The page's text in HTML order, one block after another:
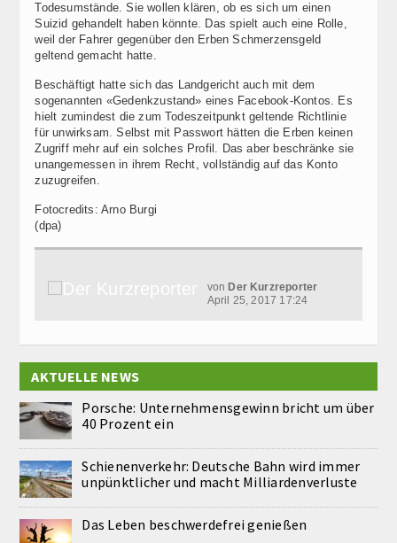
Todesumstände. Sie wollen klären, ob es sich um einen
Suizid gehandelt haben könnte. Das spielt auch eine Rolle,
weil der Fahrer gegenüber den Erben Schmerzensgeld
geltend gemacht hatte.
Beschäftigt hatte sich das Landgericht auch mit dem
sogenannten «Gedenkzustand» eines Facebook-Kontos. Es
hielt zumindest die zum Todeszeitpunkt geltende Richtlinie
für unwirksam. Selbst mit Passwort hätten die Erben keinen
Zugriff mehr auf ein solches Profil. Das aber beschränke sie
unangemessen in ihrem Recht, vollständig auf das Konto
zuzugreifen.
Fotocredits: Arno Burgi
(dpa)
von Der Kurzreporter
April 25, 2017 17:24
AKTUELLE NEWS
Porsche: Unternehmensgewinn bricht um über
40 Prozent ein
Schienenverkehr: Deutsche Bahn wird immer
unpünktlicher und macht Milliardenverluste
Das Leben beschwerdefrei genießen